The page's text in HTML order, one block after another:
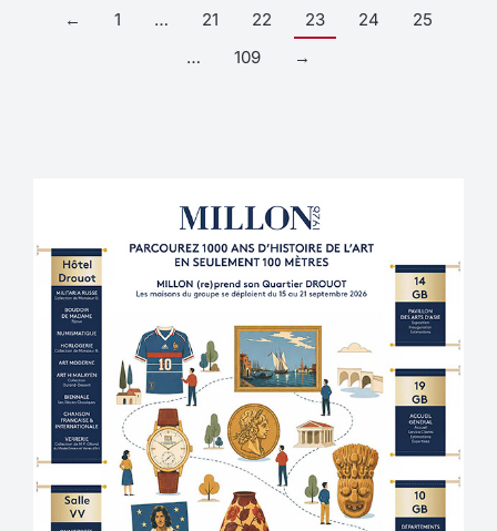
← 1 … 21 22 23 24
25
…
109 →